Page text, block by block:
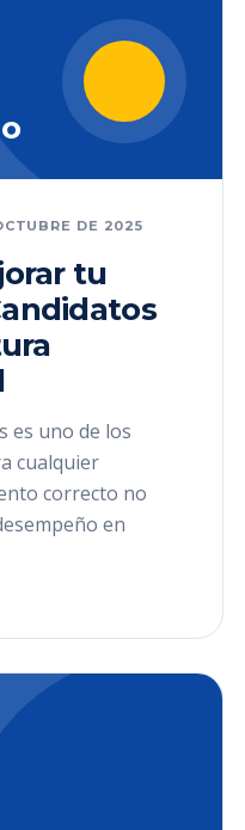
DE 2025
tu
es uno de los
cualquier
correcto no
en